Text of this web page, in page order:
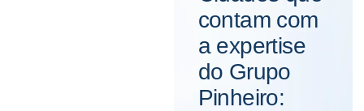
contam com
a expertise
do Grupo
Pinheiro: